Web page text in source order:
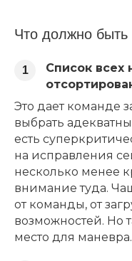
Что должно быть
1
Список всех
Это дает команде
выбрать
есть
на исправления
несколько менее
внимание туда.
от команды, от
возможностей. Но
место для маневра.